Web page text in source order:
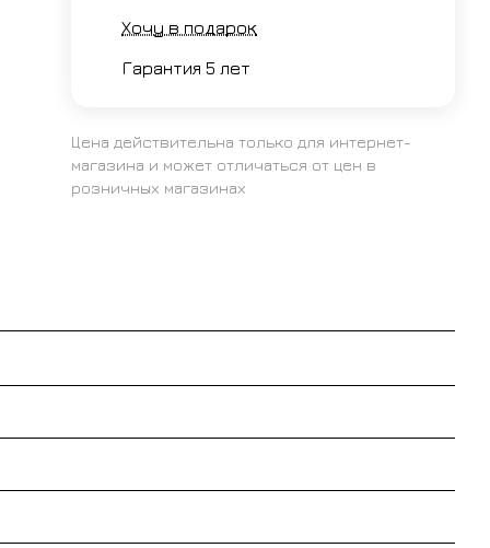
Хочу в подарок
Гарантия 5 лет
Цена действительна только для интернет-
магазина и может отличаться от цен в
розничных магазинах